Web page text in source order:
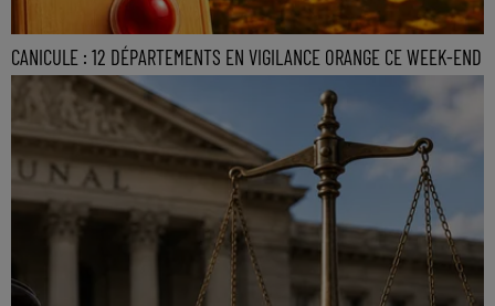
CANICULE : 12 DÉPARTEMENTS EN VIGILANCE ORANGE CE WEEK-END